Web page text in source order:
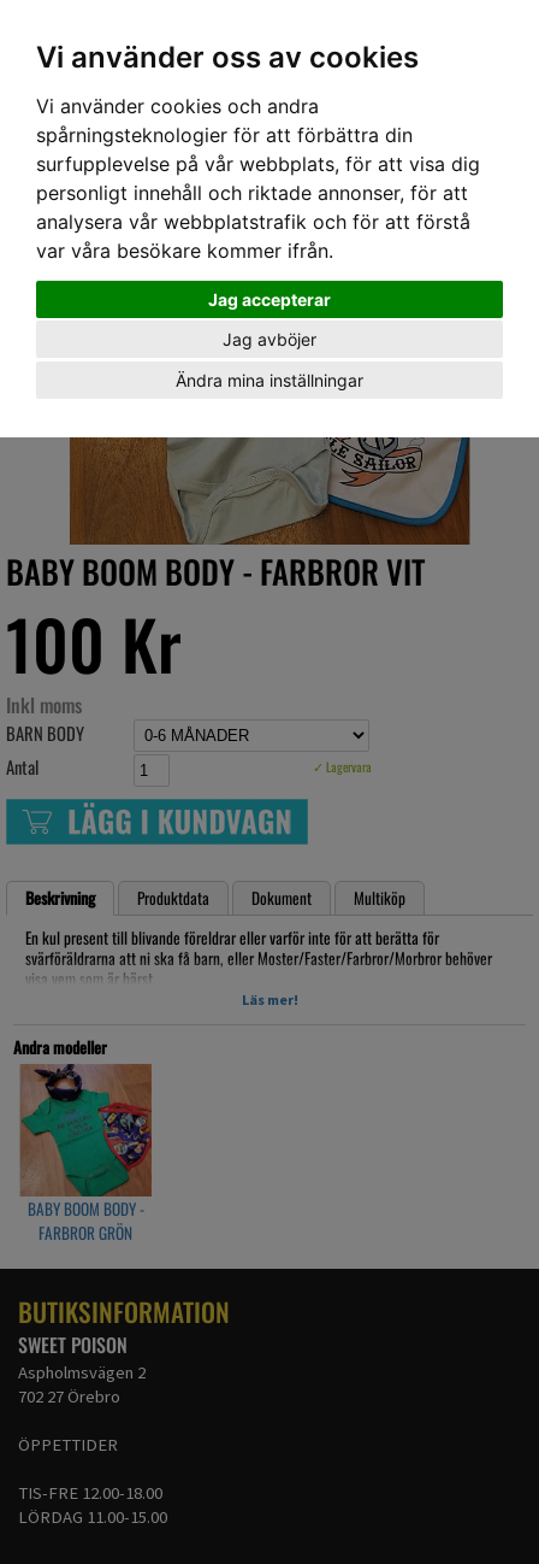
Vi använder oss av cookies
Vi använder cookies och andra
spårningsteknologier för att förbättra din
surfupplevelse på vår webbplats, för att visa dig
personligt innehåll och riktade annonser, för att
analysera vår webbplatstrafik och för att förstå
var våra besökare kommer ifrån.
Jag accepterar
Jag avböjer
Ändra mina inställningar
Hem› BABY›BODYS › BABY BOOM BODY - FARBROR VIT
BABY BOOM BODY - FARBROR VIT
100 Kr
Inkl moms
BARN BODY
Antal
✓ Lagervara
Beskrivning Produktdata Dokument
Multiköp
En kul present till blivande föreldrar eller varför inte för att berätta för
svärföräldrarna att ni ska få barn, eller Moster/Faster/Farbror/Morbror behöver
visa vem som är bärst.
av.
100% bomull
Endast bodyn som ingår
Läs mer!
Andra modeller
BABY BOOM BODY -
FARBROR GRÖN
BUTIKSINFORMATION
SWEET POISON
Aspholmsvägen 2
702 27 Örebro
ÖPPETTIDER
TIS-FRE 12.00-18.00
LÖRDAG 11.00-15.00